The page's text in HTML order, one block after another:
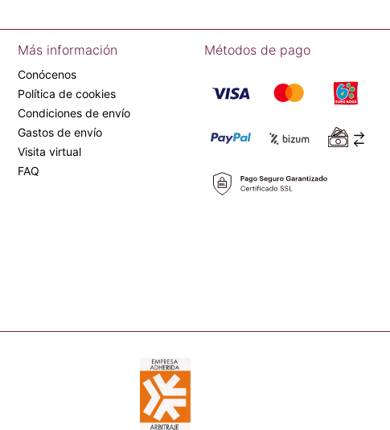
Más información
Conócenos
Política de cookies
Condiciones de envío
Gastos de envío
Visita virtual
FAQ
Métodos de pago